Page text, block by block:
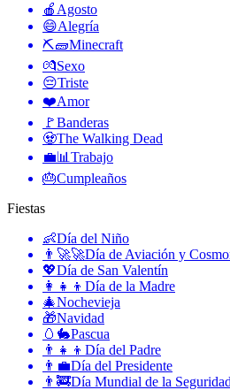
🍎 Agosto
😄Alegría
⛏🧱Minecraft
💏Sexo
😔Triste
❤️Amor
🚩Banderas
🧟The Walking Dead
💼📊 Trabajo
🎂Cumpleaños
Fiestas
👶Día del Niño
👨‍🚀🚀Día de Aviación y
💖Día de San Valentín
👩‍👧‍👦 Día de la Madre
🎄Nochevieja
🎁Navidad
🥚🐇Pascua
👨‍👧‍👦 Día del Padre
👨‍💼Día del Presidente
👨‍🚒Día Mundial de la